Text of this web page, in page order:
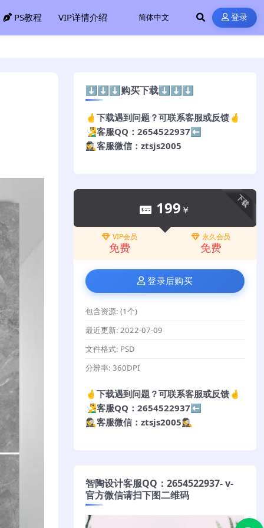
PS教程 VIP详情介绍 登录
⬇️⬇️⬇️购买下载⬇️⬇️⬇️
🤞下载遇到问题？可联系客服或反馈🤞
🧏‍♂️客服QQ：2654522937⬅️
🕵️‍♀️客服微信：ztsjs2005
下载
199 ￥
VIP会员
免费
永久会员
免费
登录后购买
包含资源: (1个)
最近更新: 2022-07-09
文件格式: PSD
分辨率: 360DPI
🤞下载遇到问题？可联系客服或反馈🤞
🧏‍♂️客服QQ：2654522937⬅️
🕵️‍♀️客服微信：ztsjs2005🕵️‍♀️
智陶设计客服QQ：2654522937- v-
官方微信请扫下图二维码